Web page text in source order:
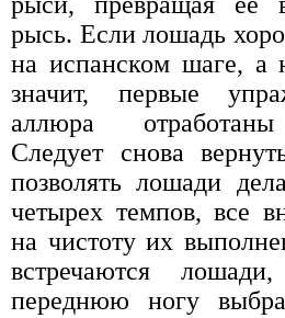
рысь. Если лошадь
на испанском шаге, а
значит, первые
аллюра отработаны
Следует снова
позволять лошади
четырех темпов, все
на чистоту их
встречаются
переднюю ногу